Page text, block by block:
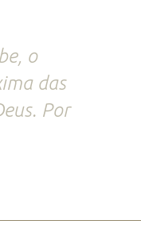
o
das
Por